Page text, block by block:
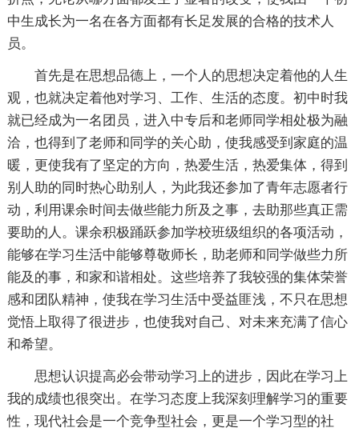
中生成长为一名在各方面都有长足发展的合格的技术人
员。
首先是在思想品德上，一个人的思想决定着他的人生
观，也就决定着他对学习、工作、生活的态度。初中时我
就已经成为一名团员，进入中专后和老师同学相处极为融
洽，也得到了老师和同学的关心助，使我感受到家庭的温
暖，更使我有了坚定的方向，热爱生活，热爱集体，得到
别人助的同时热心助别人，为此我还参加了青年志愿者行
动，利用课余时间去做些能力所及之事，去助那些真正需
要助的人。课余积极踊跃参加学校班级组织的各项活动，
能够在学习生活中能够尊敬师长，助老师和同学做些力所
能及的事，和家和谐相处。这些培养了我较强的集体荣誉
感和团队精神，使我在学习生活中受益匪浅，不只在思想
觉悟上取得了很进步，也使我对自己、对未来充满了信心
和希望。
思想认识提高必会带动学习上的进步，因此在学习上
我的成绩也很突出。在学习态度上我深刻理解学习的重要
性，现代社会是一个竞争型社会，更是一个学习型的社